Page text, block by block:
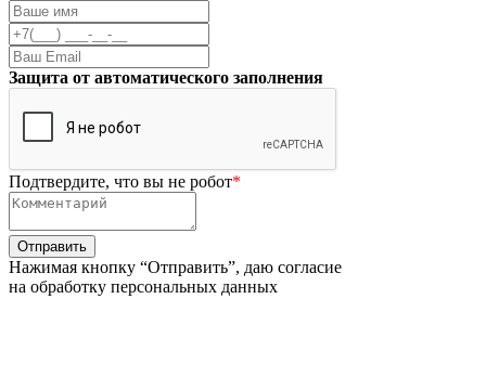
Защита от автоматического заполнения
Подтвердите, что вы не робот*
Нажимая кнопку “Отправить”, даю согласие
на обработку персональных данных